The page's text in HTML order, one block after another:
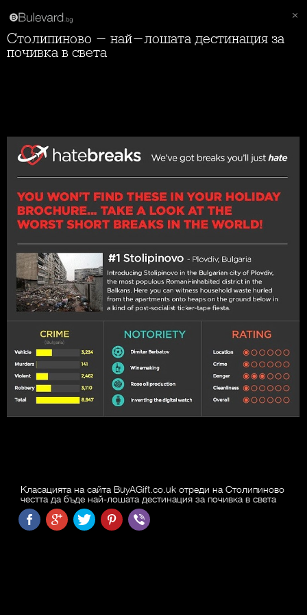
Столипиново - най-лошата дестинация за
почивка в света
Класацията на сайта BuyAGift.co.uk отреди на Столипиново
честта да бъде най-лошата дестинация за почивка в света